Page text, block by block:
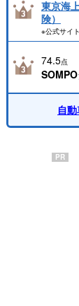
東京海
険）
※公式サイ
74.5点
自
PR